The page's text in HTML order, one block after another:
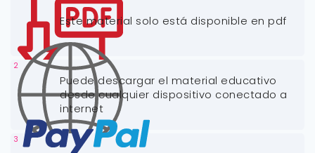
Este material solo está disponible en pdf
2
Puede descargar el material educativo
desde cualquier dispositivo conectado a
internet
3